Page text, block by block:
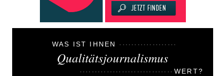
WAS IST IHNEN
Qualitätsjournalismus
WERT?